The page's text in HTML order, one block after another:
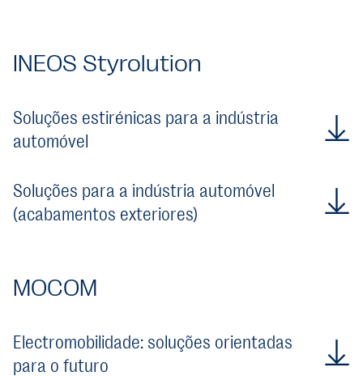
INEOS Styrolution
Soluções estirénicas para a indústria
automóvel
Soluções para a indústria automóvel
(acabamentos exteriores)
MOCOM
Electromobilidade: soluções orientadas
para o futuro